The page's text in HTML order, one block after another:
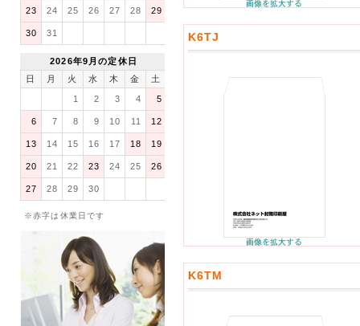
23 24 25 26 27 28 29
30 31
2026年9月の定休日
日
月 火 水 木 金 土
1 2 3 4 5
6 7 8 9 10 11 12
13 14 15 16 17 18 19
20 21 22 23 24 25 26
27 28 29 30
※赤字は休業日です
K6TJ
K6TM